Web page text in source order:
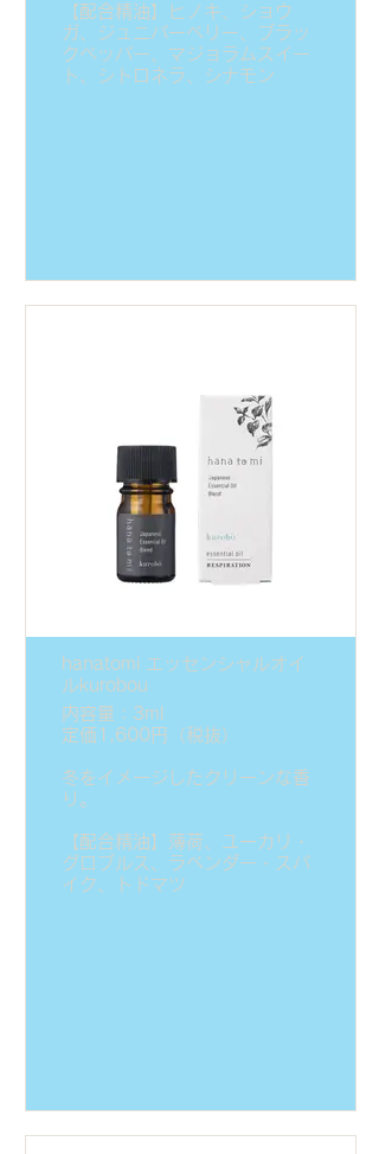
【配合精油】ヒノキ、ショウ
ガ、ジュニパーベリー、ブラッ
クペッパー、マジョラムスイー
ト、シトロネラ、シナモン
hanatomi エッセンシャルオイ
ルkurobou
内容量：3ml
定価1,600円（税抜）
冬をイメージしたクリーンな香
り。
【配合精油】薄荷、ユーカリ・
グロブルス、ラベンダー・スパ
イク、トドマツ